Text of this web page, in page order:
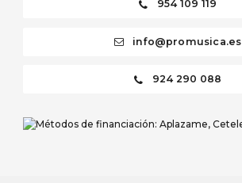
954 109 119
info@promusica.es
924 290 088